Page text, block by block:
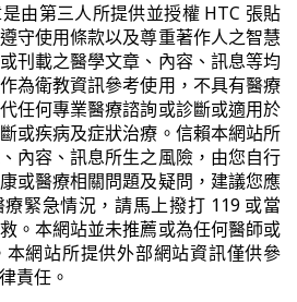
由第三人所提供並授權 HTC 張貼
守使用條款以及尊重著作人之智慧
刊載之醫學文章、內容、訊息等均
為衛教資訊參考使用，不具有醫療
任何專業醫療諮詢或診斷或適用於
或疾病及症狀治療。信賴本網站所
內容、訊息所生之風險，由您自行
或醫療相關問題及疑問，建議您應
緊急情況，請馬上撥打 119 或當
。本網站並未推薦或為任何醫師或
網站所提供外部網站資訊僅供參
責任。